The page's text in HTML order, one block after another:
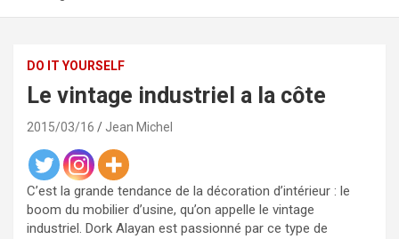
DO IT YOURSELF
Le vintage industriel a la côte
2015/03/16 Jean Michel
C’est la grande tendance de la décoration d’intérieur : le
boom du mobilier d’usine, qu’on appelle le vintage
industriel. Dork Alayan est passionné par ce type de